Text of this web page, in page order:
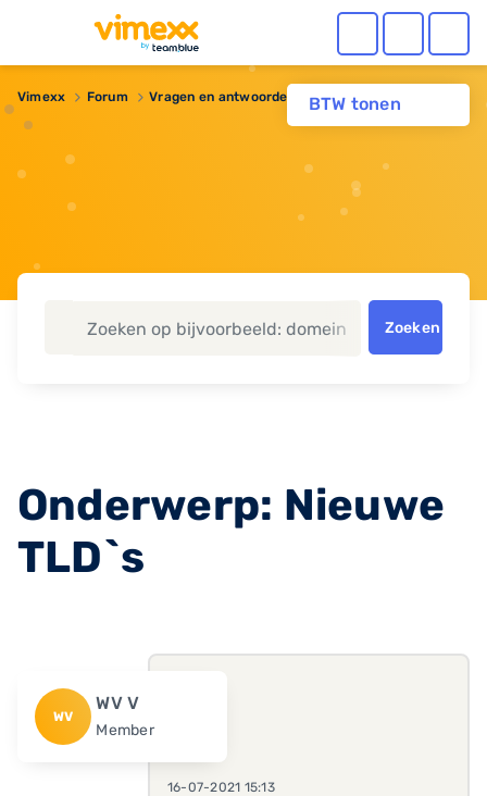
BTW tonen
Vimexx Forum Vragen en antwoorden Nieuwe TLD`s
Zoeken
Onderwerp: Nieuwe
TLD`s
WV
WV V
Member
16-07-2021 15:13